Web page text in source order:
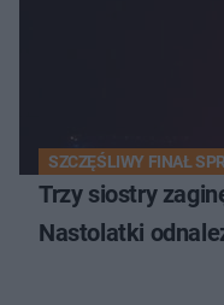
SZCZĘŚLIWY FINAŁ
Trzy siostry
Nastolatki